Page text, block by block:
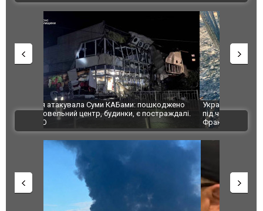
Українські надзвичайники врятували козуленя
під час ліквідації масштабної лісової пожежі у
Франції
СБУ за
Болгарії
ВІДЕО